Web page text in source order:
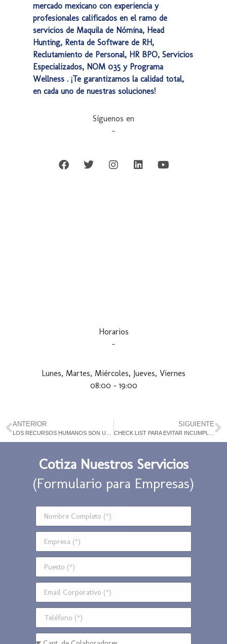
mercado mexicano con experiencia y
profesionales calificados en el ramo de
servicios de Maquila de Nómina, Head
Hunting, Renta de Software de RH,
Reclutamiento de Personal, HR BPO, Servicios
Especializados, NOM 035 y Programa
Wellness . ¡Te garantizamos la calidad total,
en cada uno de nuestras soluciones!
Síguenos en
–
Horarios
–
Lunes, Martes, Miércoles, Jueves, Viernes
08:00 – 19:00
ANTERIOR
LOS RECURSOS HUMANOS SON UNA VENTAJA COMPETITIVA PARA LA EMPRESA
SIGUIENTE
CHECK LIST PARA EVITAR INCUMPLIR LA LEY FEDERAL DEL TRABAJO
Cotiza Nuestros Servicios
(Formulario para Empresas)